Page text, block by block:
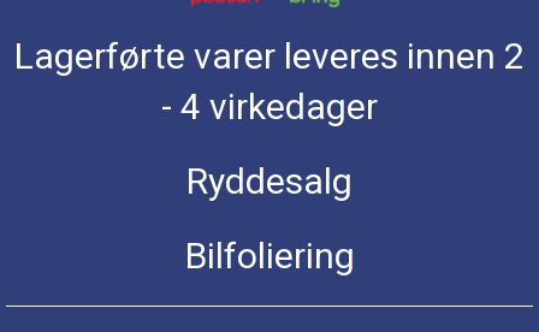
Lagerførte varer leveres innen 2
- 4 virkedager
Ryddesalg
Bilfoliering